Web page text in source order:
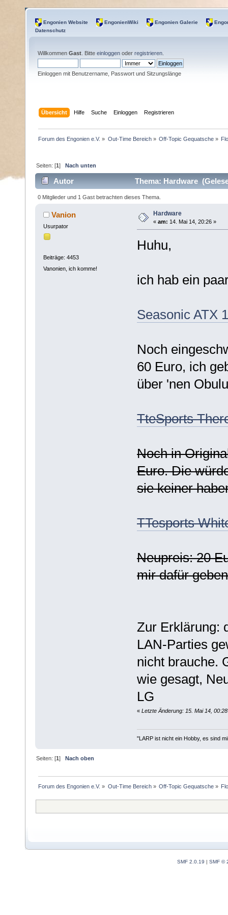
Engonien Website EngonienWiki Engonien Galerie
Datenschutz
Willkommen Gast . Bitte einloggen oder registrieren
Einloggen mit Benutzername, Passwort und Sitzungslänge
Übersicht Hilfe Suche Einloggen Registrieren
Forum des Engonien e.V. » Out-Time Bereich» Off-Topic Gequatsche»
Seiten: [1]Nach unten
Autor Thema: Hardware
0 Mitglieder und 1 Gast betrachten dieses Thema.
Vanion
Usurpator
Beiträge: 4453
Vanonien, ich komme!
Hardware
« am: 14. Mai 14, 20:26 »
Huhu,
ich hab ein
Seasonic ATX
Noch
60 Euro, ich
über 'nen
TteSports
Noch in
Euro. Die
sie keiner
TTesports
Neupreis: 20
mir dafür
Zur Erklärung:
LAN-Parties
nicht brauche.
wie gesagt,
LG
« Letzte Änderung: 15. Mai 14,
"LARP ist nicht ein Hobby, es sind
Seiten: [1] Nach oben
Forum des Engonien e.V. » Out-Time Bereich» Off-Topic Gequatsche»
SMF 2.0.19 | SMF ©